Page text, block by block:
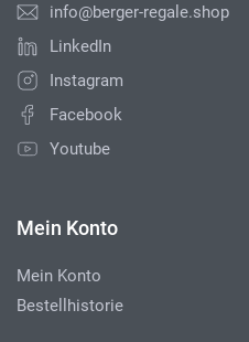
info@berger-regale.shop
LinkedIn
Instagram
Facebook
Youtube
Mein Konto
Mein Konto
Bestellhistorie